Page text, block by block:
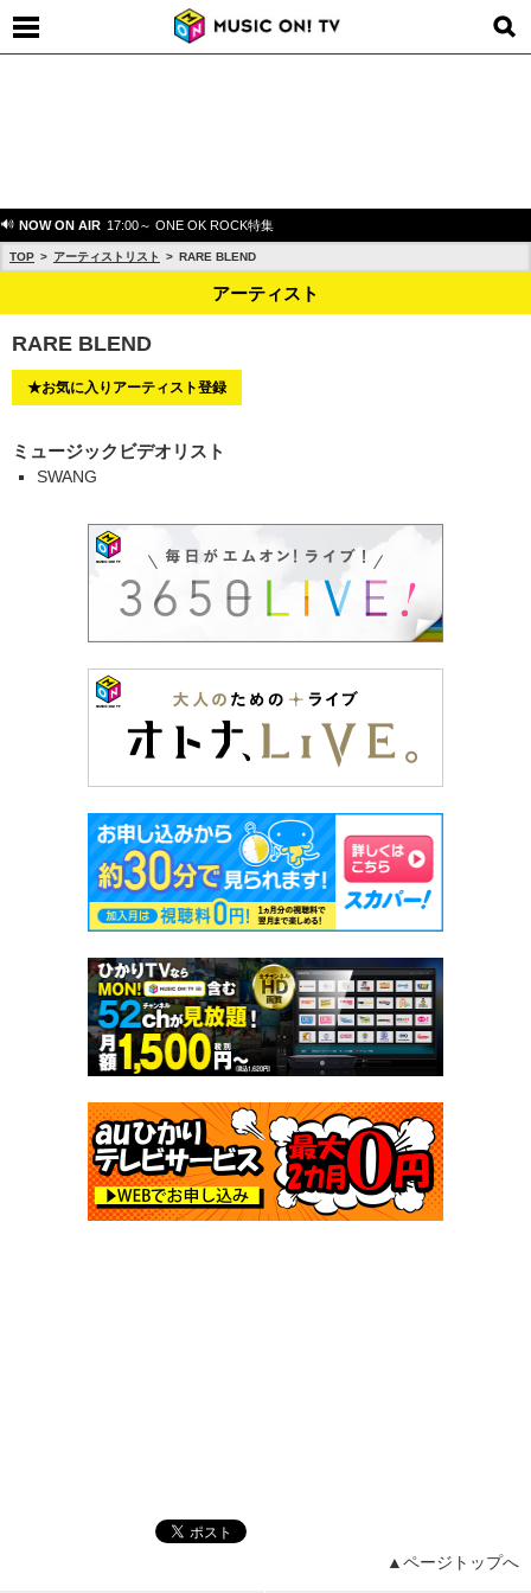
NOW ON AIR 17:00～ ONE OK ROCK特集
TOP アーティストリスト RARE BLEND
アーティスト
RARE BLEND
★お気に入りアーティスト登録
ミュージックビデオリスト
SWANG
▲ページトップへ